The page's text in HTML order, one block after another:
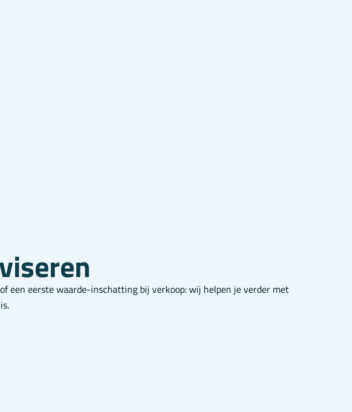
een eerste waarde-inschatting bij verkoop: wij helpen je verder met